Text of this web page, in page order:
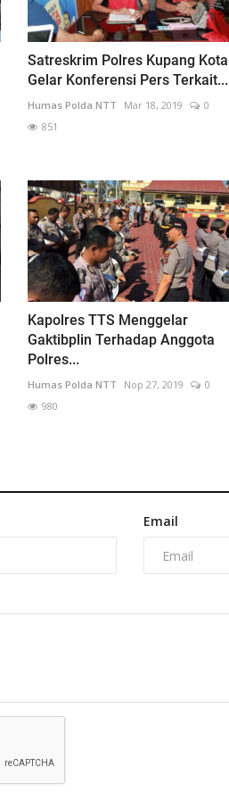
Satreskrim Polres Kupang Kota
Gelar Konferensi Pers Terkait...
Humas Polda NTT Mar 18, 2019
0
851
Kapolres TTS Menggelar
Gaktibplin Terhadap Anggota
Polres...
Humas Polda NTT Nop 27, 2019
0
980
Email